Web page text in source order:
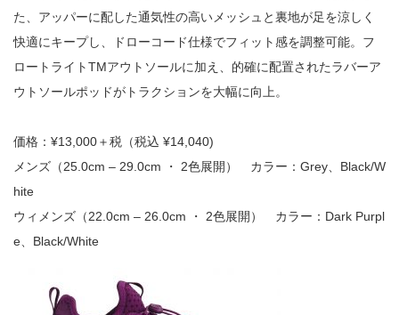
た、アッパーに配した通気性の高いメッシュと裏地が足を涼しく
快適にキープし、ドローコード仕様でフィット感を調整可能。フ
ロートライトTMアウトソールに加え、的確に配置されたラバーア
ウトソールポッドがトラクションを大幅に向上。
価格：¥13,000＋税（税込 ¥14,040)
メンズ（25.0cm – 29.0cm ・ 2色展開） カラー：Grey、Black/W
hite
ウィメンズ（22.0cm – 26.0cm ・ 2色展開） カラー：Dark Purpl
e、Black/White